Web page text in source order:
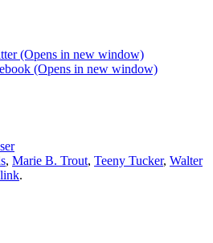
(Opens in new window)
(Opens in new window)
, Marie B. Trout, Teeny Tucker, Walter
.